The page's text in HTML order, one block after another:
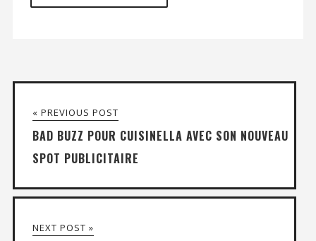
« PREVIOUS POST
BAD BUZZ POUR CUISINELLA AVEC SON NOUVEAU
SPOT PUBLICITAIRE
NEXT POST »